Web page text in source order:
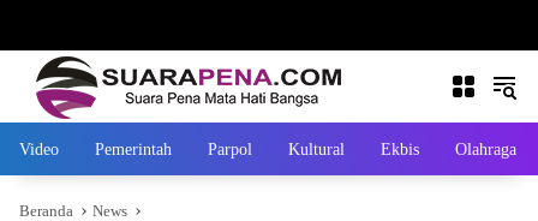
Video Pemerintah Parpol Kultural Ekbis Olahraga
Beranda News